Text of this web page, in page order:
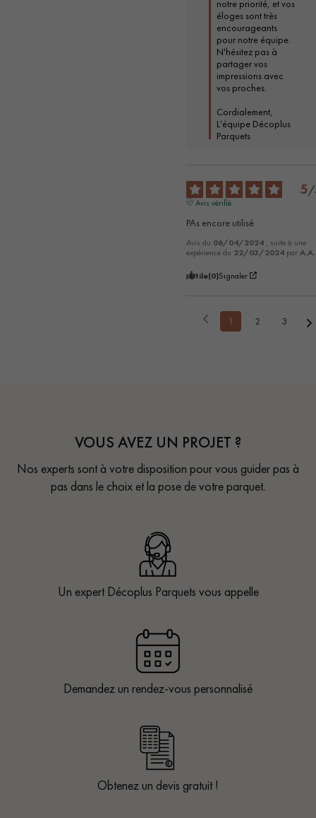
notre priorité, et vos
éloges sont très
encourageants
pour notre équipe.
N'hésitez pas à
partager vos
impressions avec
vos proches.
Cordialement,
L'équipe Décoplus
Parquets
5/
Avis vérifié
PAs encore utilisé
Avis du 06/04/2024 , suite à une
expérience du 22/03/2024 parA.A.
Utile(0)Signaler
1 2 3
VOUS AVEZ UN PROJET ?
Nos experts sont à votre disposition pour vous guider pas à
pas dans le choix et la pose de votre parquet.
Un expert Décoplus Parquets vous appelle
Demandez un rendez-vous personnalisé
Obtenez un devis gratuit !